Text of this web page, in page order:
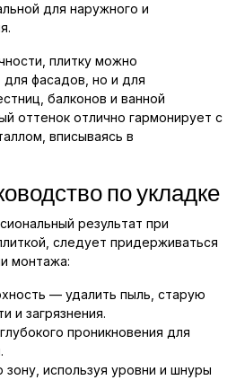
для наружного и
плитку можно
для фасадов, но и для
балконов и ванной
оттенок отлично гармонирует с
вписываясь в
по укладке
результат при
следует придерживаться
монтажа:
— удалить пыль, старую
и загрязнения.
проникновения для
используя уровни и шнуры